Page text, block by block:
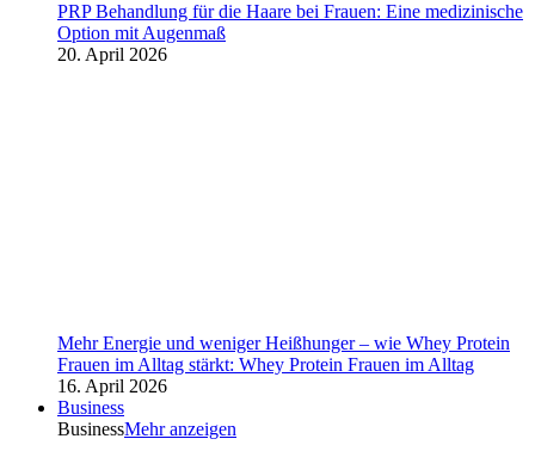
PRP Behandlung für die Haare bei Frauen: Eine medizinische
Option mit Augenmaß
20. April 2026
Mehr Energie und weniger Heißhunger – wie Whey Protein
Frauen im Alltag stärkt: Whey Protein Frauen im Alltag
16. April 2026
Business
BusinessMehr anzeigen